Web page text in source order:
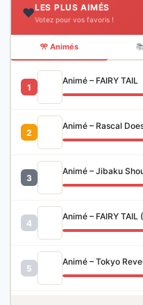
❤️LES PLUS AIMÉS
Votez pour vos favoris !
🎌 Animés
1
Animé – FAIRY TAIL
2
Animé – Rascal
3
Animé – Jibaku
4
Animé – FAIRY TAIL
5
Animé – Tokyo